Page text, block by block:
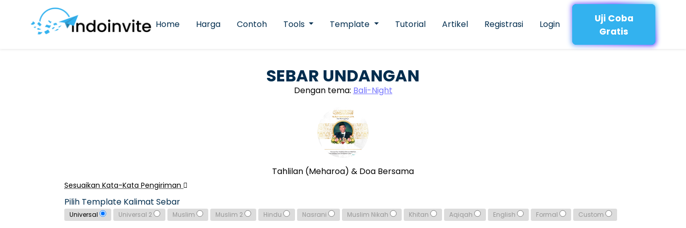
Home Harga Contoh Tools Template Tutorial Artikel Registrasi Login
Uji Coba
Gratis
SEBAR UNDANGAN
Dengan tema: Bali-Night
Tahlilan (Meharoa) & Doa Bersama
Sesuaikan Kata-Kata Pengiriman
Pilih Template Kalimat Sebar
Universal Universal 2 Muslim Muslim 2 Hindu Nasrani Muslim Nikah Khitan Aqiqah English Formal Custom